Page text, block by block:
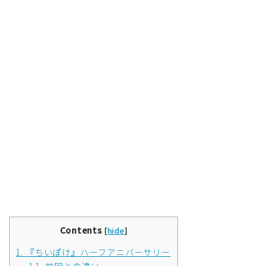
Contents [hide]
1. 『ちいぽけ』ハーフアニバーサリー